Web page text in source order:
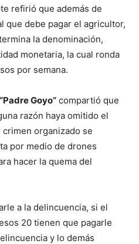
refirió que además de
que debe pagar el agricultor,
la denominación,
monetaria, la cual ronda
por semana.
“Padre Goyo” compartió que
razón haya omitido el
crimen organizado se
por medio de drones
hacer la quema del
a la delincuencia, si el
20 tienen que pagarle
y lo demás